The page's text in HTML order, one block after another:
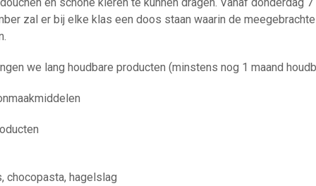
zal er bij elke klas een doos staan waarin de
we lang houdbare producten (minstens nog 1 maand
chocopasta, hagelslag